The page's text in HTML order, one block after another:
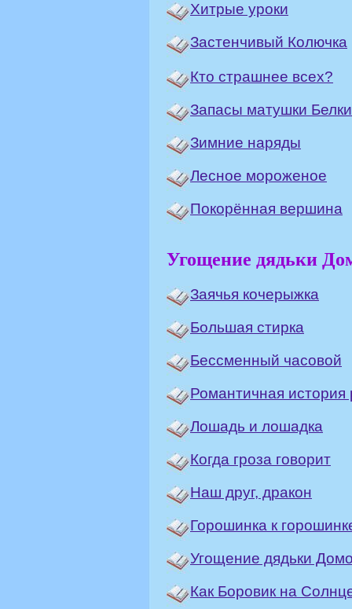
Хитрые уроки
Застенчивый Колючка
Кто страшнее всех?
Запасы матушки Белки
Зимние наряды
Лесное мороженое
Покорённая вершина
Угощение дядьки
Заячья кочерыжка
Большая стирка
Бессменный часовой
Романтичная история
Лошадь и лошадка
Когда гроза говорит
Наш друг, дракон
Горошинка к
Угощение дядьки
Как Боровик на